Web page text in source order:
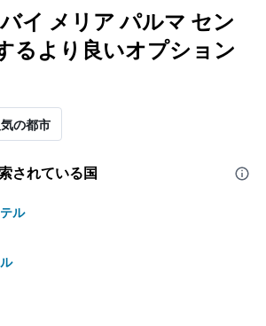
イ メリア パルマ セン
るより良いオプション
の都市
されている国
ル